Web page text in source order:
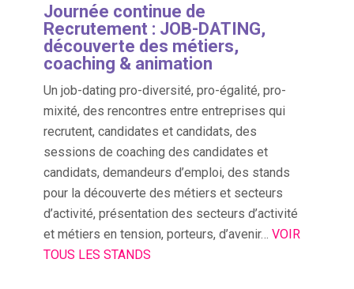
Journée continue de
Recrutement : JOB-DATING,
découverte des métiers,
coaching & animation
Un job-dating pro-diversité, pro-égalité, pro-
mixité, des rencontres entre entreprises qui
recrutent, candidates et candidats, des
sessions de coaching des candidates et
candidats, demandeurs d’emploi, des stands
pour la découverte des métiers et secteurs
d’activité, présentation des secteurs d’activité
et métiers en tension, porteurs, d’avenir… VOIR
TOUS LES STANDS